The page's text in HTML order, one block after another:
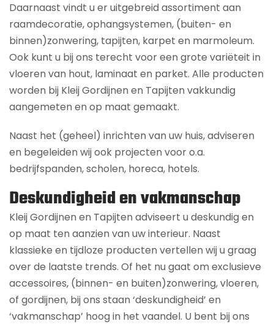
Daarnaast vindt u er uitgebreid assortiment aan
raamdecoratie, ophangsystemen, (buiten- en
binnen)zonwering, tapijten, karpet en marmoleum.
Ook kunt u bij ons terecht voor een grote variëteit in
vloeren van hout, laminaat en parket. Alle producten
worden bij Kleij Gordijnen en Tapijten vakkundig
aangemeten en op maat gemaakt.
Naast het (geheel) inrichten van uw huis, adviseren
en begeleiden wij ook projecten voor o.a.
bedrijfspanden, scholen, horeca, hotels.
Deskundigheid en vakmanschap
Kleij Gordijnen en Tapijten adviseert u deskundig en
op maat ten aanzien van uw interieur. Naast
klassieke en tijdloze producten vertellen wij u graag
over de laatste trends. Of het nu gaat om exclusieve
accessoires, (binnen- en buiten)zonwering, vloeren,
of gordijnen, bij ons staan ‘deskundigheid’ en
‘vakmanschap’ hoog in het vaandel. U bent bij ons